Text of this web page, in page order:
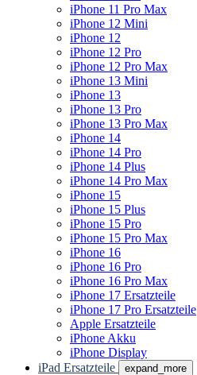
iPhone 11 Pro Max
iPhone 12 Mini
iPhone 12
iPhone 12 Pro
iPhone 12 Pro Max
iPhone 13 Mini
iPhone 13
iPhone 13 Pro
iPhone 13 Pro Max
iPhone 14
iPhone 14 Pro
iPhone 14 Plus
iPhone 14 Pro Max
iPhone 15
iPhone 15 Plus
iPhone 15 Pro
iPhone 15 Pro Max
iPhone 16
iPhone 16 Pro
iPhone 16 Pro Max
iPhone 17 Ersatzteile
iPhone 17 Pro Ersatzteile
Apple Ersatzteile
iPhone Akku
iPhone Display
iPad Ersatzteile
expand_more